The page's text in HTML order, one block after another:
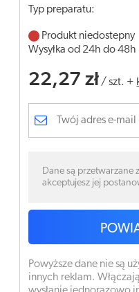
Typ preparatu:
Produkt niedostepny
Wysyłka od 24h do 48h
22,27 zł /szt. +
Dane są przetwarzane
akceptujesz jej
Powyższe dane nie są
innych reklam.